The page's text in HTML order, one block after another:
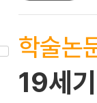
학술논
19세